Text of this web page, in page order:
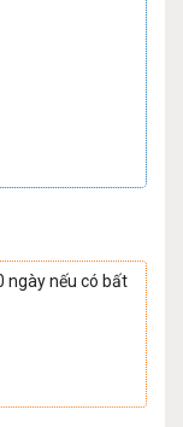
ngày nếu có bất